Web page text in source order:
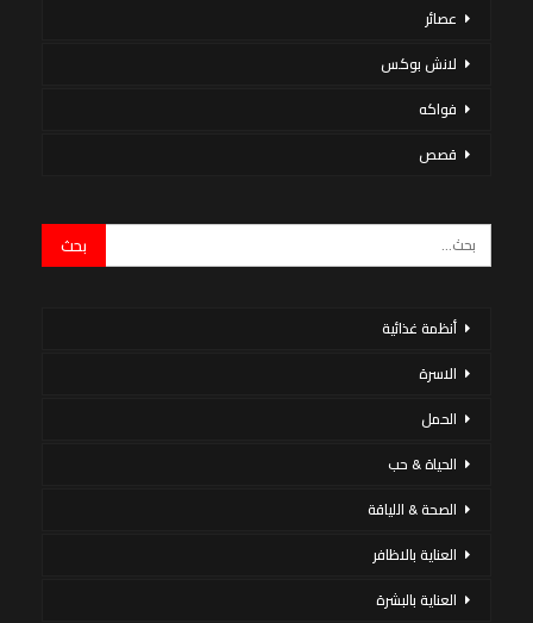
عصائر
لانش بوكس
فواكه
قصص
أنظمة غذائية
الاسرة
الحمل
الحياة & حب
الصحة & اللياقة
العناية بالاظافر
العناية بالبشرة